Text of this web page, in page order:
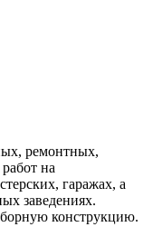
ремонтных,
на
гаражах, а
заведениях.
конструкцию.